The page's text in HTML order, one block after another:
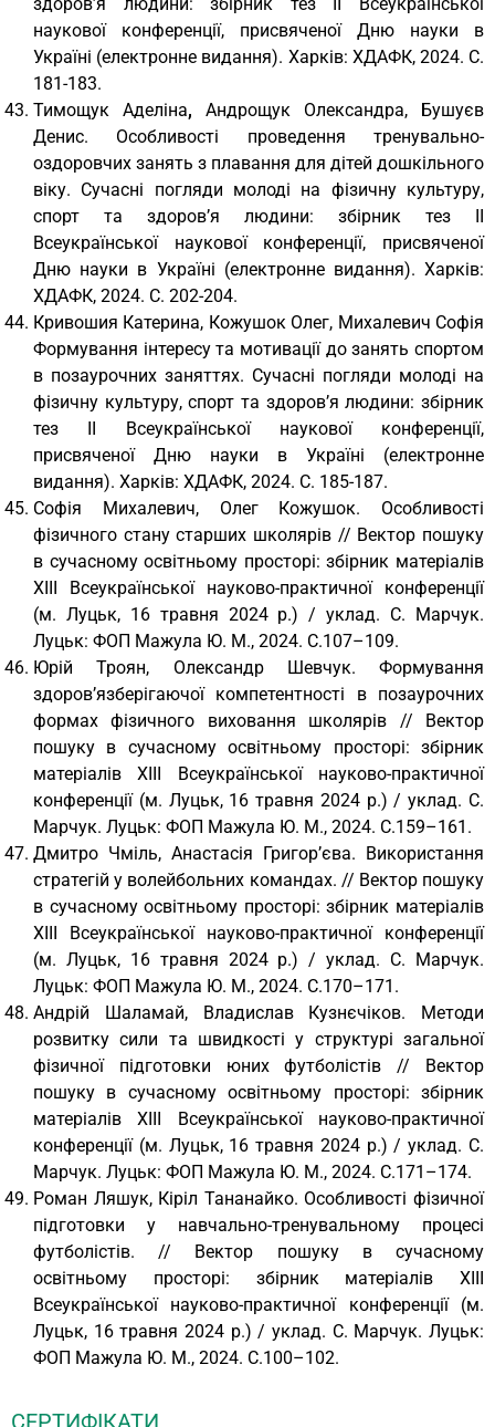
здоров’я людини: збірник тез ІІ Всеукраїнської
наукової конференції, присвяченої Дню науки в
Україні (електронне видання). Харків: ХДАФК, 2024. С.
181-183.
Тимощук Аделіна, Андрощук Олександра, Бушуєв
Денис. Особливості проведення тренувально-
оздоровчих занять з плавання для дітей дошкільного
віку. Сучасні погляди молоді на фізичну культуру,
спорт та здоров’я людини: збірник тез ІІ
Всеукраїнської наукової конференції, присвяченої
Дню науки в Україні (електронне видання). Харків:
ХДАФК, 2024. С. 202-204.
Кривошия Катерина, Кожушок Олег, Михалевич Софія
Формування інтересу та мотивації до занять спортом
в позаурочних заняттях. Сучасні погляди молоді на
фізичну культуру, спорт та здоров’я людини: збірник
тез ІІ Всеукраїнської наукової конференції,
присвяченої Дню науки в Україні (електронне
видання). Харків: ХДАФК, 2024. С. 185-187.
Софія Михалевич, Олег Кожушок. Особливості
фізичного стану старших школярів // Вектор пошуку
в сучасному освітньому просторі: збірник матеріалів
XІІІ Всеукраїнської науково-практичної конференції
(м. Луцьк, 16 травня 2024 р.) / уклад. С. Марчук.
Луцьк: ФОП Мажула Ю. М., 2024. С.107–109.
Юрій Троян, Олександр Шевчук. Формування
здоров’язберігаючої компетентності в позаурочних
формах фізичного виховання школярів // Вектор
пошуку в сучасному освітньому просторі: збірник
матеріалів XІІІ Всеукраїнської науково-практичної
конференції (м. Луцьк, 16 травня 2024 р.) / уклад. С.
Марчук. Луцьк: ФОП Мажула Ю. М., 2024. С.159–161.
Дмитро Чміль, Анастасія Григор’єва. Використання
стратегій у волейбольних командах. // Вектор пошуку
в сучасному освітньому просторі: збірник матеріалів
XІІІ Всеукраїнської науково-практичної конференції
(м. Луцьк, 16 травня 2024 р.) / уклад. С. Марчук.
Луцьк: ФОП Мажула Ю. М., 2024. С.170–171.
Андрій Шаламай, Владислав Кузнєчіков. Методи
розвитку сили та швидкості у структурі загальної
фізичної підготовки юних футболістів // Вектор
пошуку в сучасному освітньому просторі: збірник
матеріалів XІІІ Всеукраїнської науково-практичної
конференції (м. Луцьк, 16 травня 2024 р.) / уклад. С.
Марчук. Луцьк: ФОП Мажула Ю. М., 2024. С.171–174.
Роман Ляшук, Кіріл Тананайко. Особливості фізичної
підготовки у навчально-тренувальному процесі
футболістів. // Вектор пошуку в сучасному
освітньому просторі: збірник матеріалів XІІІ
Всеукраїнської науково-практичної конференції (м.
Луцьк, 16 травня 2024 р.) / уклад. С. Марчук. Луцьк:
ФОП Мажула Ю. М., 2024. С.100–102.